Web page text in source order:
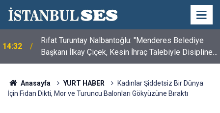
14:32
Rıfat Turuntay Nalbantoğlu: "Menderes Belediye
Başkanı İlkay Çiçek, Kesin İhraç Talebiyle Disipline
Sevk Edildi"
Anasayfa YURT HABER
Kadınlar Şiddetsiz Bir Dünya
İçin Fidan Dikti, Mor ve Turuncu Balonları Gökyüzüne Bıraktı